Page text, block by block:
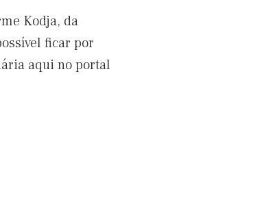
Kodja, da
ficar por
aqui no portal